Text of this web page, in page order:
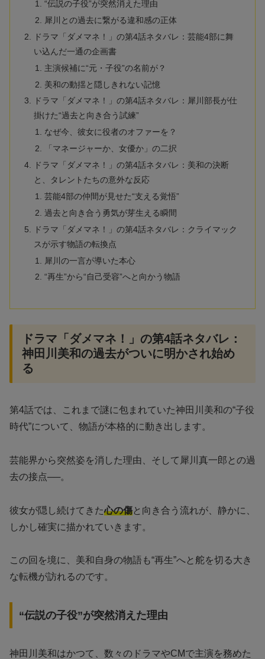
“伝説の子役”が突然消えた理由
犀川との過去に繋がる違和感の正体
ドラマ「ダメマネ！」の第4話ネタバレ：芸能4部に舞
い込んだ一通の企画書
主演候補に“元・子役”の名前が？
美和の動揺と隠しきれない記憶
ドラマ「ダメマネ！」の第4話ネタバレ：犀川部長が仕
掛けた“過去と向き合う試練”
なぜ今、彼女に役者のオファーを？
「マネージャーか、女優か」の二択
ドラマ「ダメマネ！」の第4話ネタバレ：美和の決断
と、タレントたちの意外な反応
芸能4部の仲間が見せた“支える覚悟”
過去と向き合う勇気が芽生える瞬間
ドラマ「ダメマネ！」の第4話ネタバレ：クライマック
スが示す物語の転換点
犀川の一言が導いた本心
“再生”から“自己受容”へと向かう物語
ドラマ「ダメマネ！」の第4話ネタバレ：
神田川美和の過去がついに明かされ始め
る
第4話では、これまで謎に包まれていた神田川美和の“子役
時代”について、物語が本格的に動き出します。
芸能界から突然姿を消した理由、そして犀川真一郎との過
去の接点──。
彼女が隠し続けてきた心の傷と向き合う流れが、静かに、
しかし確実に描かれていきます。
この回を境に、美和自身の物語も“再生”へと舵を切る大き
な転機が訪れるのです。
“伝説の子役”が突然消えた理由
神田川美和はかつて、数々のドラマやCMで主演を務めた